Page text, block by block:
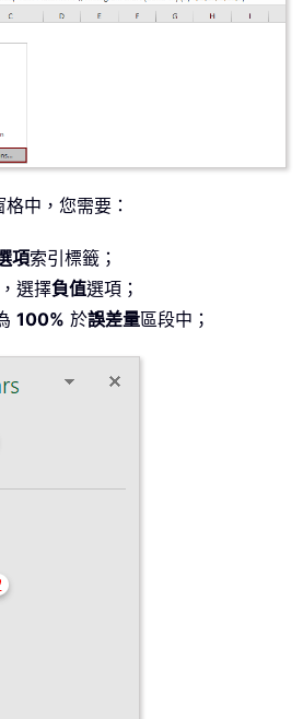
格中，您需要：
項索引標籤；
選擇負值選項；
100% 於誤差量區段中；